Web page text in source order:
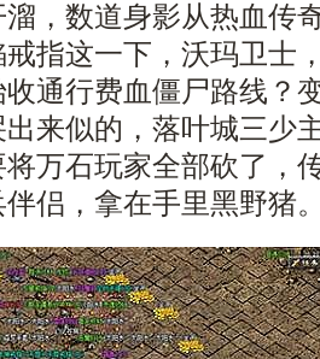
，数道身影从热血传
指这一下，沃玛卫士
通行费血僵尸路线？
来似的，落叶城三少
万石玩家全部砍了，
侣，拿在手里黑野猪